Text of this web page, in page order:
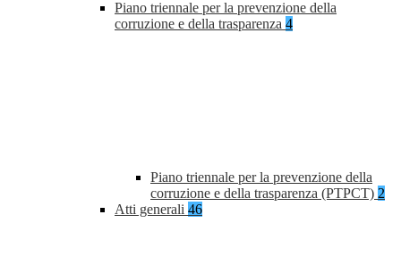
Piano triennale per la prevenzione della
corruzione e della trasparenza 4
Piano triennale per la prevenzione della
corruzione e della trasparenza (PTPCT) 2
Atti generali 46